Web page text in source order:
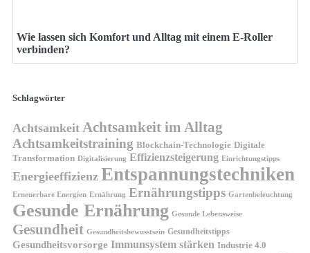
Wie lassen sich Komfort und Alltag mit einem E-Roller
verbinden?
Schlagwörter
Achtsamkeit Achtsamkeit im Alltag
Achtsamkeitstraining Blockchain-Technologie Digitale
Transformation Digitalisierung Effizienzsteigerung Einrichtungstipps
Energieeffizienz Entspannungstechniken
Erneuerbare Energien Ernährung Ernährungstipps Gartenbeleuchtung
Gesunde Ernährung Gesunde Lebensweise
Gesundheit Gesundheitsbewusstsein Gesundheitstipps
Gesundheitsvorsorge Immunsystem stärken Industrie 4.0